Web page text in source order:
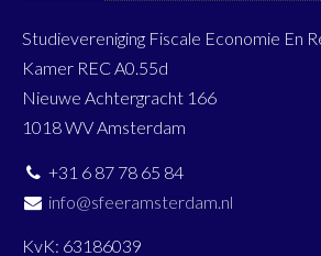
Studievereniging Fiscale Economie En
Kamer REC A0.55d
Nieuwe Achtergracht 166
1018 WV Amsterdam
+31 6 87 78 65 84
info@sfeeramsterdam.nl
KvK: 63186039